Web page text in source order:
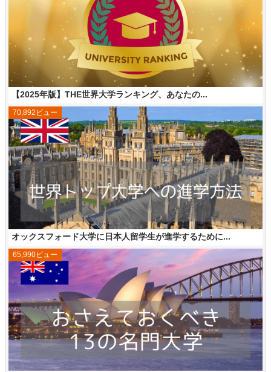
【2025年版】THE世界大学ランキング、あなたの...
オックスフォード大学に日本人留学生が進学するために...
70,892ビュー
65,990ビュー